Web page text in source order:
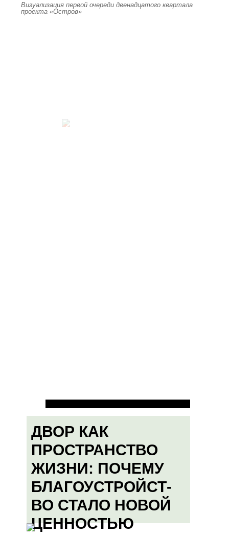
Визуализация первой очереди двенадцатого квартала
проекта «Остров»
ДВОР КАК
ПРОСТРАНСТВО
ЖИЗНИ: ПОЧЕМУ
БЛАГОУСТРОЙСТ-
ВО СТАЛО НОВОЙ
ЦЕННОСТЬЮ